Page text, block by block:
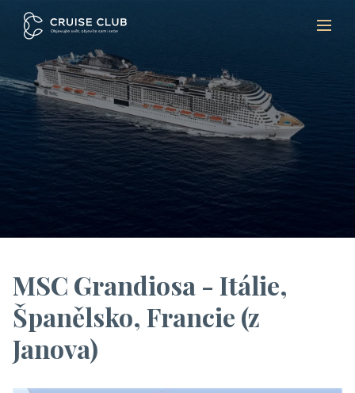
MSC Grandiosa - Itálie,
Španělsko, Francie (z
Janova)